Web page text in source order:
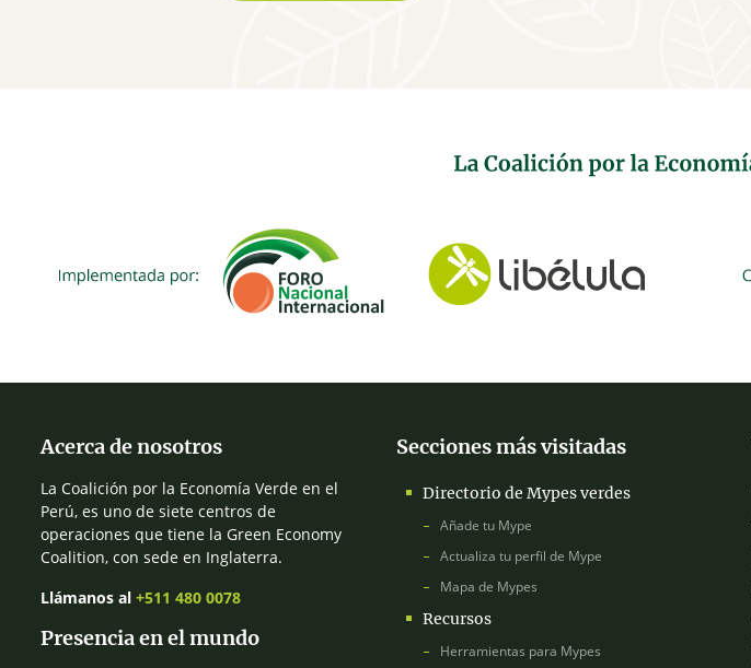
Acerca de nosotros
La Coalición por la Economía Verde en el
Perú, es uno de siete centros de
operaciones que tiene la Green Economy
Coalition, con sede en Inglaterra.
Llámanos al +511 480 0078
Presencia en el mundo
Secciones más visitadas
Directorio de Mypes verdes
Añade tu Mype
Actualiza tu perfil de Mype
Mapa de Mypes
Recursos
Herramientas para Mypes